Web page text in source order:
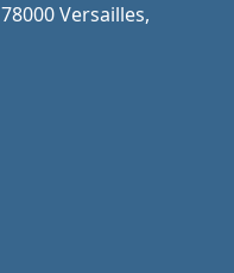
Versailles,